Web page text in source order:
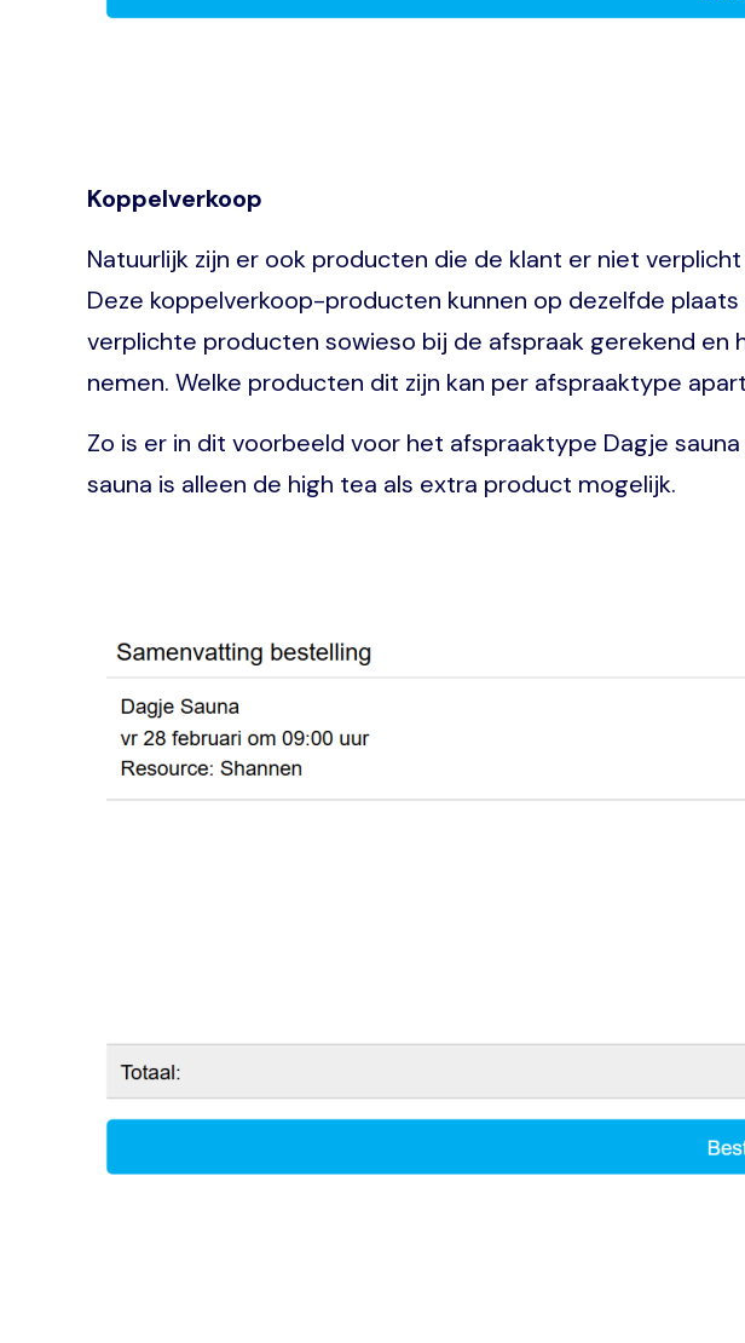
Koppelverkoop
Natuurlijk zijn er ook producten die de klant er niet
Deze koppelverkoop-producten kunnen op dezelfde
verplichte producten sowieso bij de afspraak gerekend
nemen. Welke producten dit zijn kan per afspraaktype
Zo is er in dit voorbeeld voor het afspraaktype Dagje
sauna is alleen de high tea als extra product mogelijk.